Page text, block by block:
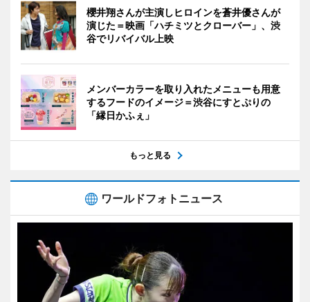
櫻井翔さんが主演しヒロインを蒼井優さんが
演じた＝映画「ハチミツとクローバー」、渋
谷でリバイバル上映
メンバーカラーを取り入れたメニューも用意
するフードのイメージ＝渋谷にすとぷりの
「縁日かふぇ」
もっと見る
ワールドフォトニュース